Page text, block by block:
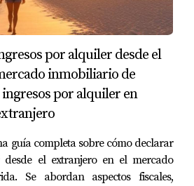
que la propiedad está generando
en Miami
diferente con una propiedad
$400,000. Esta propiedad genera
gastos anuales de $10,000. El
por alquiler desde el
inmobiliario de
por alquiler en
guía completa sobre cómo declarar
el extranjero en el mercado
Se abordan aspectos fiscales,